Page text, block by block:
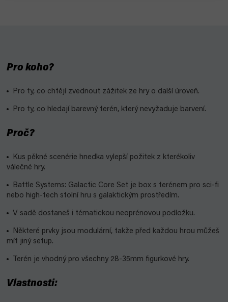
Pro koho?
Pro ty, co chtějí zvednout zážitek ze hry o další úroveň.
Pro ty, co hledají barevný terén, který nevyžaduje barvení.
Proč?
Kus pěkné scenérie hnedka vylepší požitek z kterékoliv
válečné hry.
Battle Systems: Galactic Core Set je box s terénem pro sci-fi
nebo high-tech stolní hru s galaktickým prostředím.
V sadě dostaneš i tématickou neoprénovou podložku.
Některé prvky jsou modulární, takže před každou hrou můžeš
mít jiný setup.
Terén je vhodný pro všechny 28-35mm figurkové hry.
Vlastnosti: